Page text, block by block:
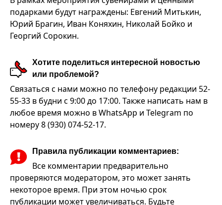
подарками будут награждены: Евгений Митькин,
Юрий Брагин, Иван Коняхин, Николай Бойко и
Георгий Сорокин.
Хотите поделиться интересной новостью
или проблемой?
Связаться с нами можно по телефону редакции 52-
55-33 в будни с 9:00 до 17:00. Также написать нам в
любое время можно в WhatsApp и Telegram по
номеру 8 (930) 074-52-17.
Правила публикации комментариев:
Все комментарии предварительно
проверяются модератором, это может занять
некоторое время. При этом ночью срок
публикации может увеличиваться. Будьте